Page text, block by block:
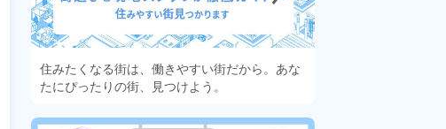
住みたくなる街は、働きやすい街だから。あな
たにぴったりの街、見つけよう。